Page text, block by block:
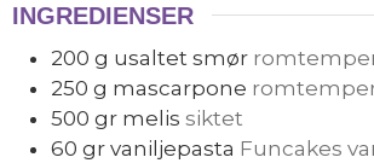
INGREDIENSER
200 g usaltet smør
250 g mascarpone
500 gr melis siktet
60 gr vaniljepasta Funcakes